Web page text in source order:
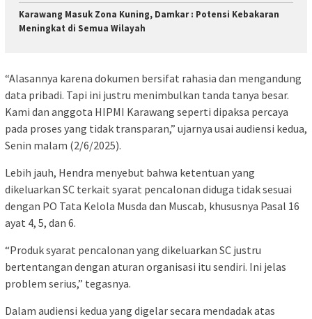
Karawang Masuk Zona Kuning, Damkar : Potensi Kebakaran
Meningkat di Semua Wilayah
“Alasannya karena dokumen bersifat rahasia dan mengandung
data pribadi. Tapi ini justru menimbulkan tanda tanya besar.
Kami dan anggota HIPMI Karawang seperti dipaksa percaya
pada proses yang tidak transparan,” ujarnya usai audiensi kedua,
Senin malam (2/6/2025).
Lebih jauh, Hendra menyebut bahwa ketentuan yang
dikeluarkan SC terkait syarat pencalonan diduga tidak sesuai
dengan PO Tata Kelola Musda dan Muscab, khususnya Pasal 16
ayat 4, 5, dan 6.
“Produk syarat pencalonan yang dikeluarkan SC justru
bertentangan dengan aturan organisasi itu sendiri. Ini jelas
problem serius,” tegasnya.
Dalam audiensi kedua yang digelar secara mendadak atas